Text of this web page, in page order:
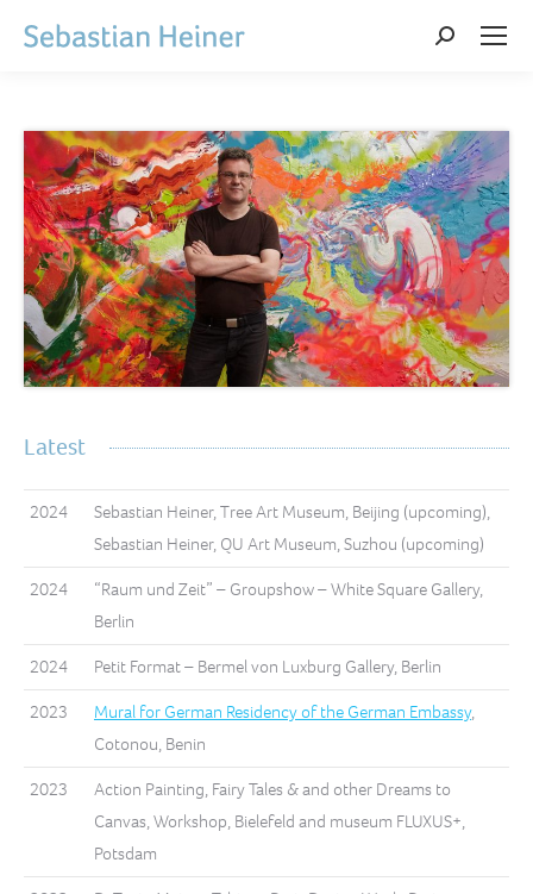
Search:
Latest
2024
Sebastian Heiner, Tree Art Museum, Beijing (upcoming),
Sebastian Heiner, QU Art Museum, Suzhou (upcoming)
2024
“Raum und Zeit” – Groupshow – White Square Gallery,
Berlin
2024
Petit Format – Bermel von Luxburg Gallery, Berlin
2023
Mural for German Residency of the German Embassy,
Cotonou, Benin
2023
Action Painting, Fairy Tales & and other Dreams to
Canvas, Workshop, Bielefeld and museum FLUXUS+,
Potsdam